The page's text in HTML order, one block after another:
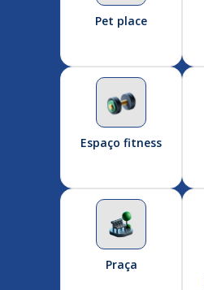
Pet place
Espaço fitness
Praça